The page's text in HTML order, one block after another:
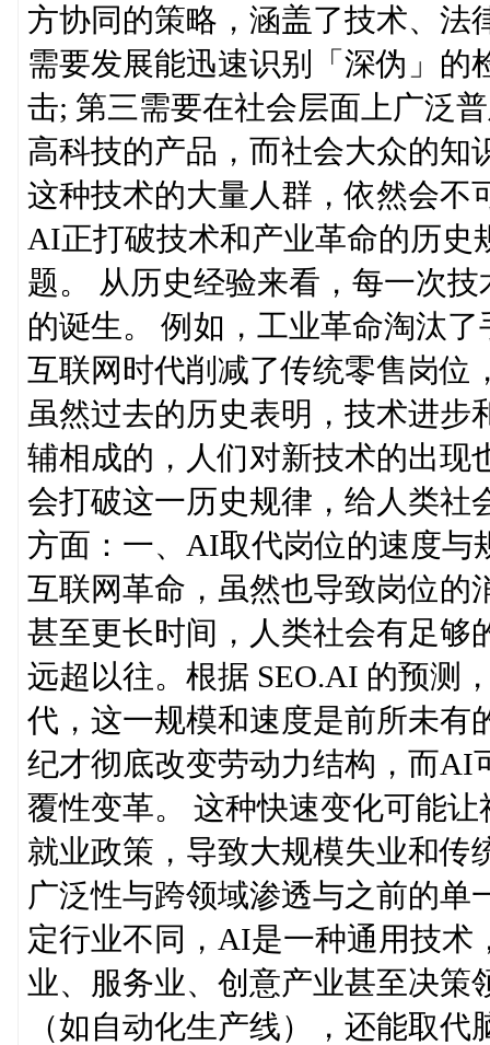
方协同的策略，涵盖了技术、法
需要发展能迅速识别「深伪」的
击; 第三需要在社会层面上广泛
高科技的产品，而社会大众的知
这种技术的大量人群，依然会不
AI正打破技术和产业革命的历
题。 从历史经验来看，每一次
的诞生。 例如，工业革命淘汰
互联网时代削减了传统零售岗位
虽然过去的历史表明，技术进步
辅相成的，人们对新技术的出现
会打破这一历史规律，给人类社
方面：一、AI取代岗位的速度与
互联网革命，虽然也导致岗位的
甚至更长时间，人类社会有足够
远超以往。根据 SEO.AI 的预测
代，这一规模和速度是前所未有
纪才彻底改变劳动力结构，而AI
覆性变革。 这种快速变化可能
就业政策，导致大规模失业和
广泛性与跨领域渗透与之前的单
定行业不同，AI是一种通用技术
业、服务业、创意产业甚至决
（如自动化生产线），还能取